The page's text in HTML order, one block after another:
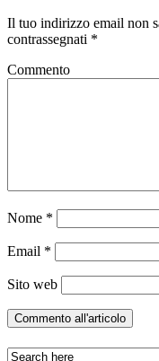
Il tuo indirizzo email non
contrassegnati *
Commento
Nome *
Email *
Sito web